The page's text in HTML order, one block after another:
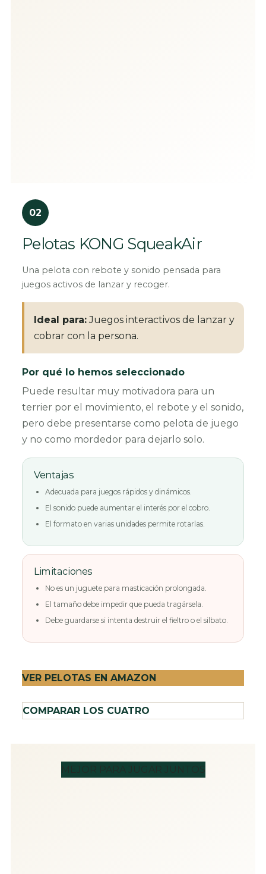
02
Pelotas KONG SqueakAir
Una pelota con rebote y sonido pensada para
juegos activos de lanzar y recoger.
Ideal para:Juegos interactivos de lanzar y
cobrar con la persona.
Por qué lo hemos seleccionado
Puede resultar muy motivadora para un
terrier por el movimiento, el rebote y el sonido,
pero debe presentarse como pelota de juego
y no como mordedor para dejarlo solo.
Ventajas
Adecuada para juegos rápidos y dinámicos.
El sonido puede aumentar el interés por el cobro.
El formato en varias unidades permite rotarlas.
Limitaciones
No es un juguete para masticación prolongada.
El tamaño debe impedir que pueda tragársela.
Debe guardarse si intenta destruir el fieltro o el silbato.
VER PELOTAS EN AMAZON
COMPARAR LOS CUATRO